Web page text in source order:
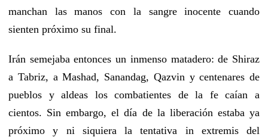
manchan las manos con la sangre inocente cuando
sienten próximo su final.
Irán semejaba entonces un inmenso matadero: de Shiraz
a Tabriz, a Mashad, Sanandag, Qazvin y centenares de
pueblos y aldeas los combatientes de la fe caían a
cientos. Sin embargo, el día de la liberación estaba ya
próximo y ni siquiera la tentativa in extremis del